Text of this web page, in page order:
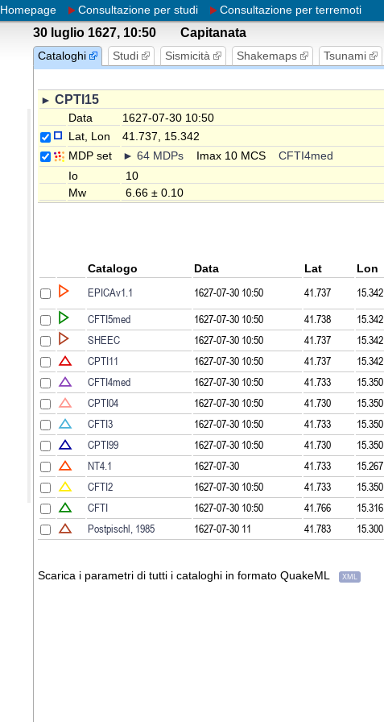
Homepage Consultazione per studi Consultazione per terremoti
30 luglio 1627, 10:50 Capitanata
Cataloghi Studi Sismicità Shakemaps Tsunami
► CPTI15
Data
1627-07-30 10:50
Lat, Lon
41.737, 15.342
MDP set
► 64 MDPs Imax 10 MCS
CFTI4med
Io
10
Mw
6.66 ± 0.10
Catalogo Data Lat Lon
EPICAv1.1 1627-07-30 10:50 41.737 15.342
CFTI5med
1627-07-30 10:50 41.738 15.342
SHEEC
1627-07-30 10:50 41.737 15.342
CPTI11
1627-07-30 10:50 41.737 15.342
CFTI4med
1627-07-30 10:50 41.733 15.350
CPTI04
1627-07-30 10:50 41.730 15.350
CFTI3
1627-07-30 10:50 41.733 15.350
CPTI99
1627-07-30 10:50 41.730 15.350
NT4.1
1627-07-30 41.733 15.267
CFTI2
1627-07-30 10:50 41.733 15.350
CFTI
1627-07-30 10:50 41.766 15.316
Postpischl, 1985
1627-07-30 11 41.783 15.300
Scarica i parametri di tutti i cataloghi in formato QuakeML XML